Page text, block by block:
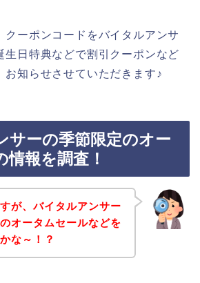
クーポンコードをバイタルアンサ
生日特典などで割引クーポンなど
お知らせさせていただきます♪
サーの季節限定のオー
報を調査！
が、バイタルアンサー
オータムセールなどを
な～！？